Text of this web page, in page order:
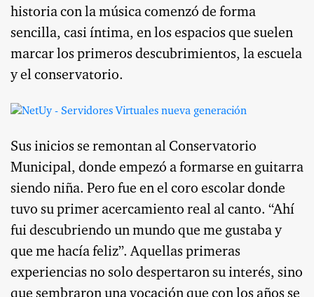
historia con la música comenzó de forma
sencilla, casi íntima, en los espacios que suelen
marcar los primeros descubrimientos, la escuela
y el conservatorio.
Sus inicios se remontan al Conservatorio
Municipal, donde empezó a formarse en guitarra
siendo niña. Pero fue en el coro escolar donde
tuvo su primer acercamiento real al canto. “Ahí
fui descubriendo un mundo que me gustaba y
que me hacía feliz”. Aquellas primeras
experiencias no solo despertaron su interés, sino